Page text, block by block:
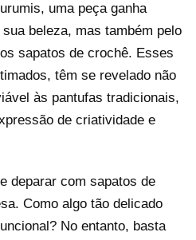
uma peça ganha
beleza, mas também pelo
sapatos de crochê. Esses
têm se revelado não
às pantufas tradicionais,
de criatividade e
deparar com sapatos de
Como algo tão delicado
No entanto, basta